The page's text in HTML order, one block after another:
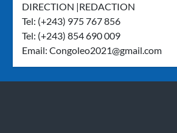
DIRECTION |REDACTION
Tel: (+243) 975 767 856
Tel: (+243) 854 690 009
Email:Congoleo2021@gmail.com